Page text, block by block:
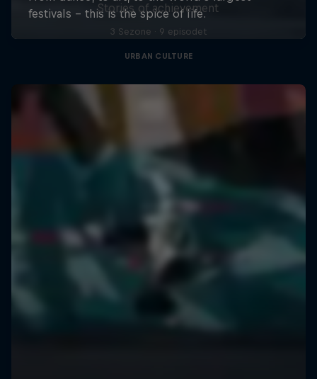
Stories of achievement
3 Sezone · 9 episodet
URBAN CULTURE